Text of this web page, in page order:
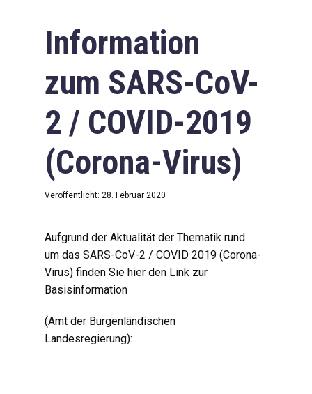
Information
zum SARS-CoV-
2 / COVID-2019
(Corona-Virus)
Veröffentlicht: 28. Februar 2020
Aufgrund der Aktualität der Thematik rund
um das SARS-CoV-2 / COVID 2019 (Corona-
Virus) finden Sie hier den Link zur
Basisinformation
(Amt der Burgenländischen
Landesregierung):